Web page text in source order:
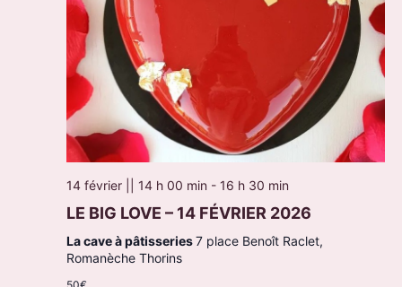
14 février || 14 h 00 min - 16 h 30 min
LE BIG LOVE – 14 FÉVRIER 2026
La cave à pâtisseries7 place Benoît Raclet,
Romanèche Thorins